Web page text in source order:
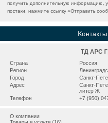
получить дополнительную информацию,
постаки, нажмите ссылку «Отправить
ТД АРС
Страна
Россия
Регион
Город
Санкт-
Адрес
Санкт-
литер Ж
Телефон
+7 (950)
О компании